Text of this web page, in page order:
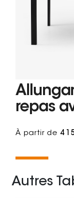
repas
À partir de 4
Autres